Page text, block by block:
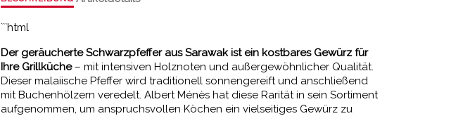
```html
Der geräucherte Schwarzpfeffer aus Sarawak ist ein kostbares Gewürz für
Ihre Grillküche– mit intensiven Holznoten und außergewöhnlicher Qualität.
Dieser malaiische Pfeffer wird traditionell sonnengereift und anschließend
mit Buchenhölzern veredelt. Albert Ménès hat diese Rarität in sein Sortiment
aufgenommen, um anspruchsvollen Köchen ein vielseitiges Gewürz zu